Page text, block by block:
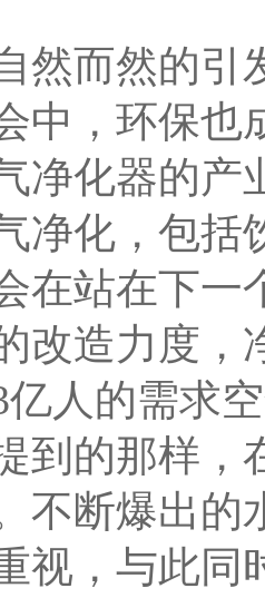
而然的引发
中，环保
净化器的产
净化，包括
在站在下一
改造力度，
亿人的需求
到的那样，
不断爆出
视，与此